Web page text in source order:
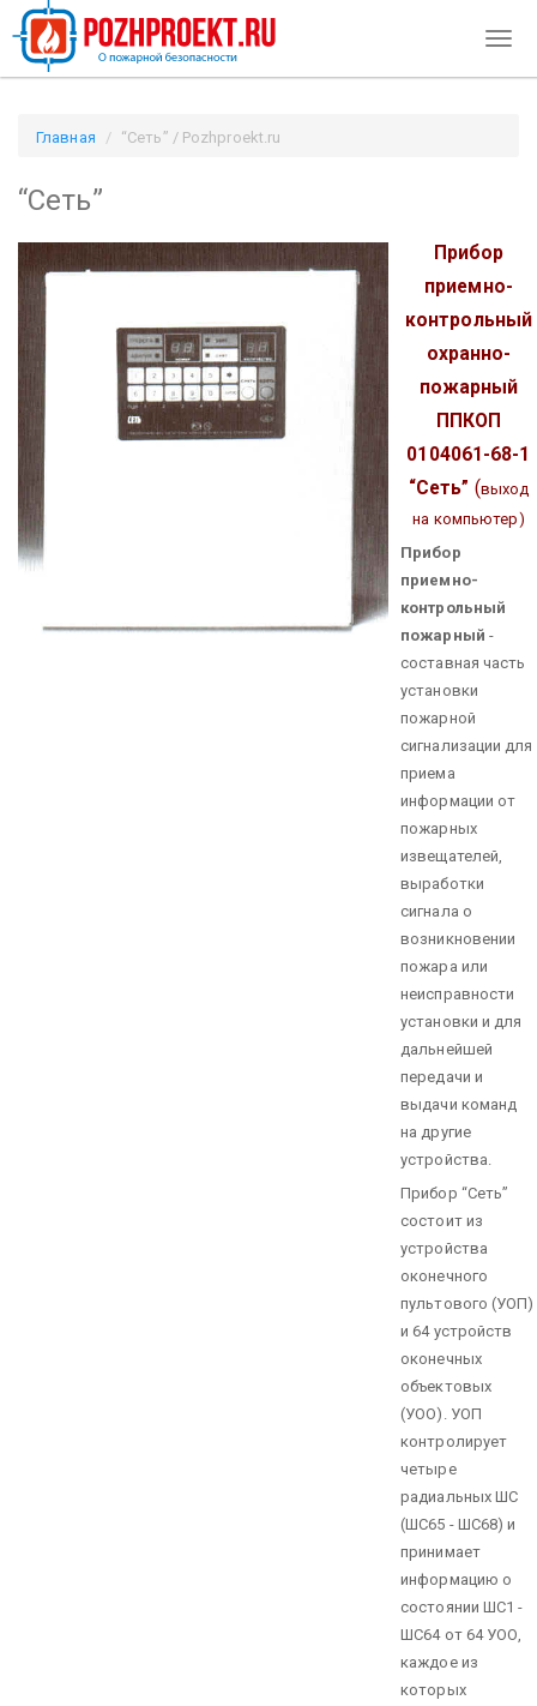
Главная “Сеть” / Pozhproekt.ru
“Сеть”
Прибор
приемно-
контрольный
охранно-
пожарный
ППКОП
0104061-68-1
“Сеть” (выход
на компьютер)
Прибор
приемно-
контрольный
пожарный -
составная часть
установки
пожарной
сигнализации для
приема
информации от
пожарных
извещателей,
выработки
сигнала о
возникновении
пожара или
неисправности
установки и для
дальнейшей
передачи и
выдачи команд
на другие
устройства.
Прибор “Сеть”
состоит из
устройства
оконечного
пультового (УОП)
и 64 устройств
оконечных
объектовых
(УОО). УОП
контролирует
четыре
радиальных ШС
(ШС65 - ШС68) и
принимает
информацию о
состоянии ШС1 -
ШС64 от 64 УОО,
каждое из
которых